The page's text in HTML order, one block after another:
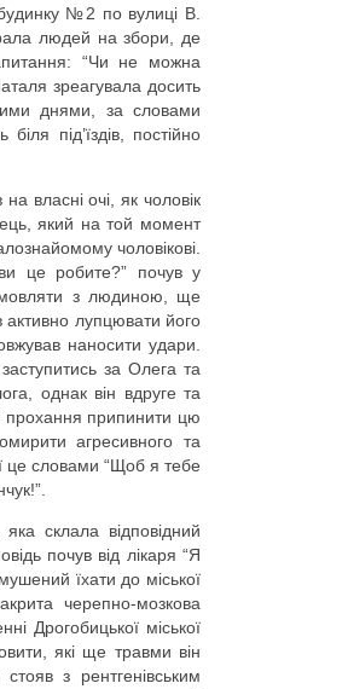
№2 по вулиці В.
людей на збори, де
“Чи не можна
зреагувала досить
днями, за словами
під’їздів, постійно
власні очі, як чоловік
який на той момент
чоловікові.
це робите?” почув у
з людиною, ще
лупцювати його
наносити удари.
за Олега та
однак він вдруге та
прохання припинити цю
агресивного та
це словами “Щоб я тебе
склала відповідний
почув від лікаря “Я
їхати до міської
черепно-мозкова
Дрогобицької міської
які ще травми він
з рентгенівським